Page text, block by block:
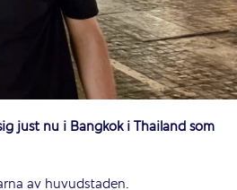
just nu i Bangkok i Thailand som
av huvudstaden.